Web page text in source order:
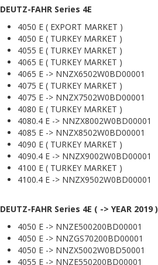
DEUTZ-FAHR Series 4E
4050 E ( EXPORT MARKET )
4050 E ( TURKEY MARKET )
4055 E ( TURKEY MARKET )
4065 E ( TURKEY MARKET )
4065 E -> NNZX6502W0BD00001
4075 E ( TURKEY MARKET )
4075 E -> NNZX7502W0BD00001
4080 E ( TURKEY MARKET )
4080.4 E -> NNZX8002W0BD00001
4085 E -> NNZX8502W0BD00001
4090 E ( TURKEY MARKET )
4090.4 E -> NNZX9002W0BD00001
4100 E ( TURKEY MARKET )
4100.4 E -> NNZX9502W0BD00001
DEUTZ-FAHR Series 4E ( -> YEAR 2019 )
4050 E -> NNZE500200BD00001
4050 E -> NNZGS70200BD00001
4050 E -> NNZX5002W0BD50001
4055 E -> NNZE550200BD00001